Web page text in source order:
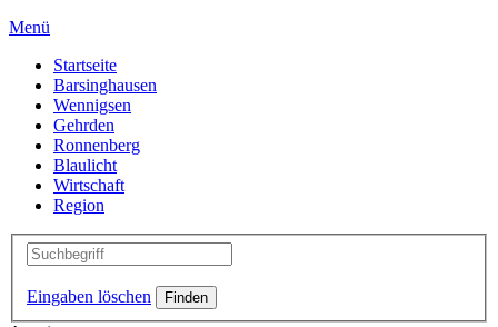
Menü
Startseite
Barsinghausen
Wennigsen
Gehrden
Ronnenberg
Blaulicht
Wirtschaft
Region
Eingaben löschen